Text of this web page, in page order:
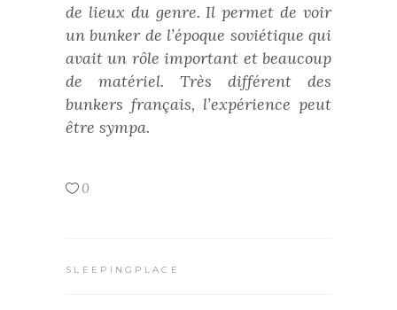
de lieux du genre. Il permet de voir
un bunker de l’époque soviétique qui
avait un rôle important et beaucoup
de matériel. Très différent des
bunkers français, l’expérience peut
être sympa.
0
SLEEPINGPLACE